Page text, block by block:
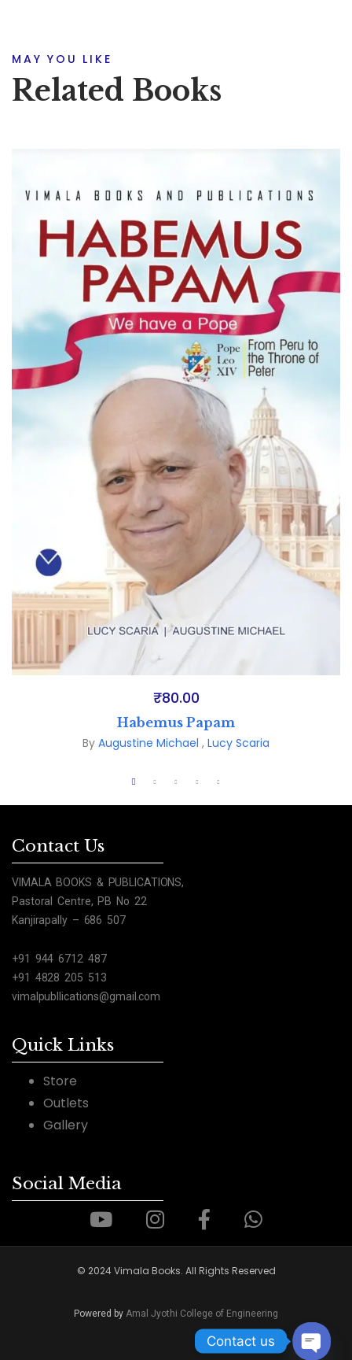
MAY YOU LIKE
Related Books
₹80.00
Habemus Papam
By Augustine Michael , Lucy Scaria
Contact Us
VIMALA BOOKS & PUBLICATIONS,
Pastoral Centre, PB No 22
Kanjirapally – 686 507
+91 944 6712 487
+91 4828 205 513
vimalpubllications@gmail.com
Quick Links
Store
Outlets
Gallery
Social Media
© 2024 Vimala Books. All Rights Reserved
Powered by Amal Jyothi College of Engineering
Contact us